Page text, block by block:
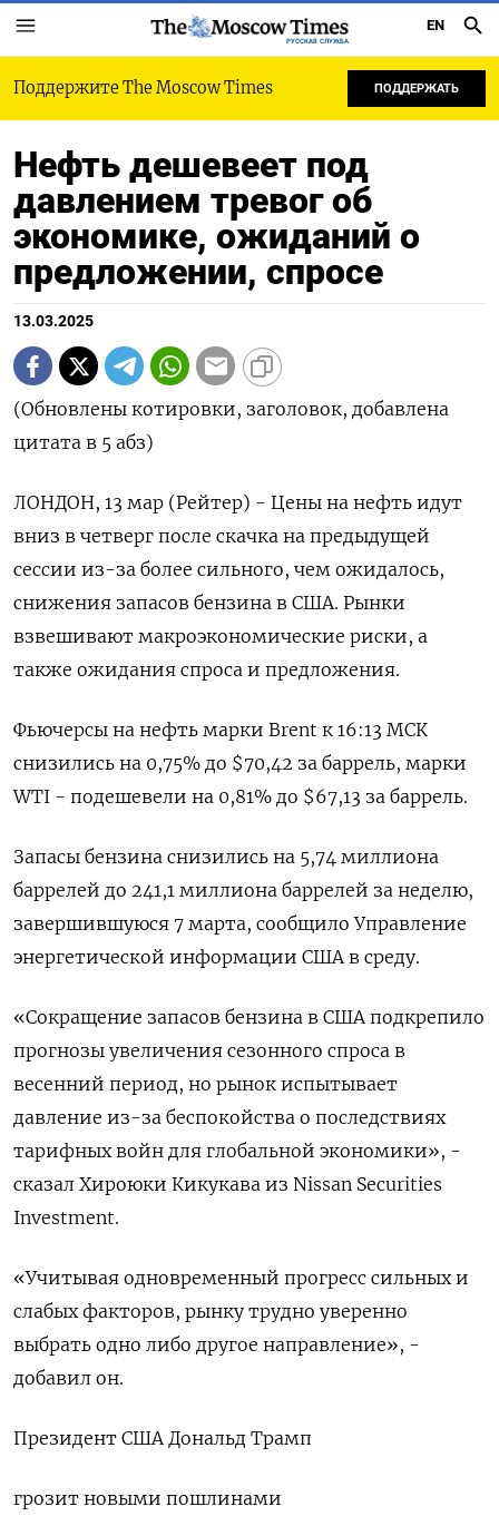
РУССКАЯ СЛУЖБА
EN
Поддержите The Moscow Times ПОДДЕРЖАТЬ
Нефть дешевеет под
давлением тревог об
экономике, ожиданий о
предложении, спросе
13.03.2025
(Обновлены котировки, заголовок, добавлена
цитата в 5 абз)
ЛОНДОН, 13 мар (Рейтер) - Цены на нефть идут
вниз в четверг после скачка на предыдущей
сессии из-за более сильного, чем ожидалось,
снижения запасов бензина в США. Рынки
взвешивают макроэкономические риски, а
также ожидания спроса и предложения.
Фьючерсы на нефть марки Brent к 16:13 МСК
снизились на 0,75% до $70,42 за баррель, марки
WTI - подешевели на 0,81% до $67,13 за баррель.
Запасы бензина снизились на 5,74 миллиона
баррелей до 241,1 миллиона баррелей за неделю,
завершившуюся 7 марта, сообщило Управление
энергетической информации США в среду.
«Сокращение запасов бензина в США подкрепило
прогнозы увеличения сезонного спроса в
весенний период, но рынок испытывает
давление из-за беспокойства о последствиях
тарифных войн для глобальной экономики», -
сказал Хироюки Кикукава из Nissan Securities
Investment.
«Учитывая одновременный прогресс сильных и
слабых факторов, рынку трудно уверенно
выбрать одно либо другое направление», -
добавил он.
Президент США Дональд Трамп
грозит новыми пошлинами